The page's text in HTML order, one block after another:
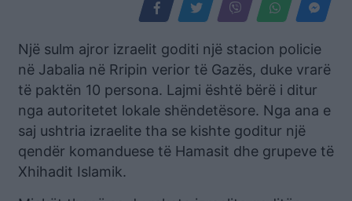
Një sulm ajror izraelit goditi një stacion policie
në Jabalia në Rripin verior të Gazës, duke vrarë
të paktën 10 persona. Lajmi është bërë i ditur
nga autoritetet lokale shëndetësore. Nga ana e
saj ushtria izraelite tha se kishte goditur një
qendër komanduese të Hamasit dhe grupeve të
Xhihadit Islamik.